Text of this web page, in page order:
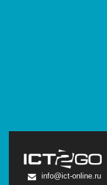
info@ict-online.ru